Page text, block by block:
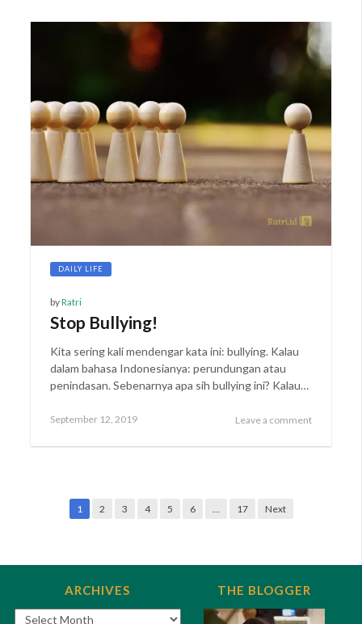
DAILY LIFE
byRatri
Stop Bullying!
Kita sering kali mendengar kata ini: bullying. Kalau
dalam bahasa Indonesianya: perundungan atau
penindasan. Sebenarnya apa sih bullying ini? Kalau…
Leave a comment
Posted
September 12, 2019September
1 2 3 4 5 6 … 17 Next
ARCHIVES
Archives
THE BLOGGER